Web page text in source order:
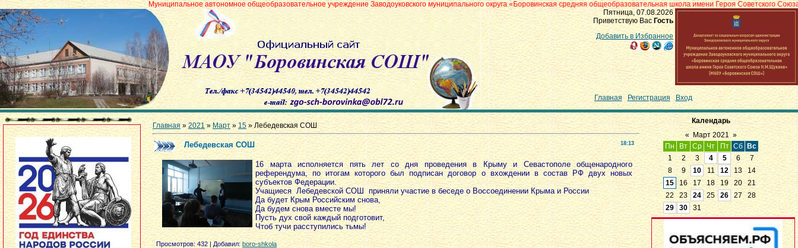
Муниципальное автономное общеобразовательное учреждение Заводоуковского муниципального округа «Боровинская средняя общеобразовательная школа имени Героя Советского Союза
Пятница, 07.08.2026
Приветствую Вас Гость
Добавить в Избранное
Главная Регистрация Вход
Главная » 2021 » Март » 15 » Лебедевская СОШ
18:13
Лебедевская СОШ
16 марта исполняется пять лет со дня проведения в Крыму и Севастополе общенародного
референдума, по итогам которого был подписан договор о вхождении в состав РФ двух новых
субъектов Федерации.
Учащиеся Лебедевской СОШ приняли участие в беседе о Воссоединении Крыма и России
Да будет Крым Российским снова,
Да будем снова вместе мы!
Пусть дух свой каждый подготовит,
Чтоб тучи расступились тьмы!
Просмотров: 432 | Добавил:boro-shkola
Календарь
«
Март 2021 »
Пн
Вт Ср Чт Пт Сб
Вс
1
2 3 4 5 6
7
8
9 10 11 12 13
14
15
16 17 18 19 20
21
22
23 24 25 26 27
28
29
30 31